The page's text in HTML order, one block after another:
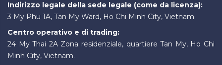
Indirizzo legale della sede legale (come da licenza):
3 My Phu 1A, Tan My Ward, Ho Chi Minh City, Vietnam.
Centro operativo e di trading:
24 My Thai 2A Zona residenziale, quartiere Tan My, Ho Chi
Minh City, Vietnam.